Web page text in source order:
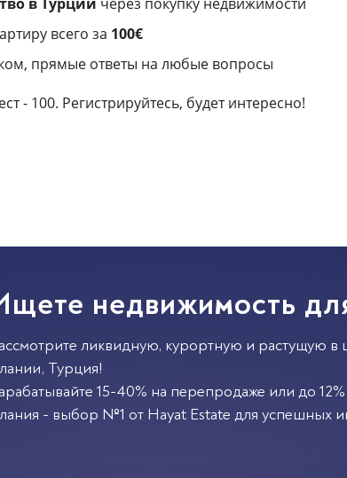
всего за 100€
прямые ответы на любые вопросы
- 100. Регистрируйтесь, будет интересно!
недвижимость
ликвидную, курортную и растущую
, Турция!
15-40% на перепродаже или до
- выбор №1 от Hayat Estate для успешных